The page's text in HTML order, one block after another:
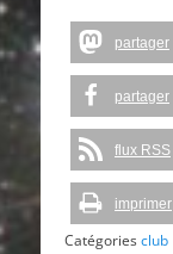
partager
partager
flux RSS
imprimer
Catégoriesclub